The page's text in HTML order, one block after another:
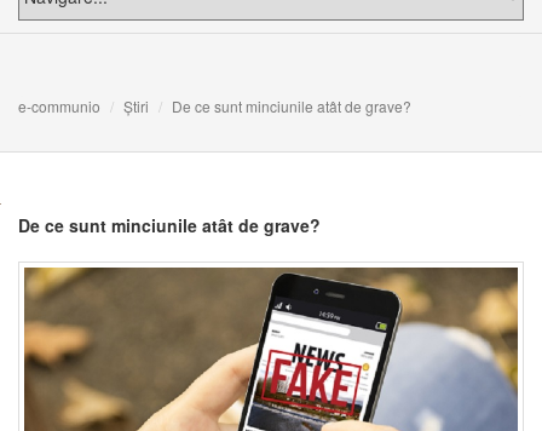
e-communio Știri De ce sunt minciunile atât de grave?
De ce sunt minciunile atât de grave?